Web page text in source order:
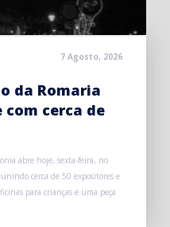
7 Agosto, 2026
da Romaria
com cerca de
abre hoje, sexta-feira, no
cerca de 50 expositores e
para crianças e uma peça